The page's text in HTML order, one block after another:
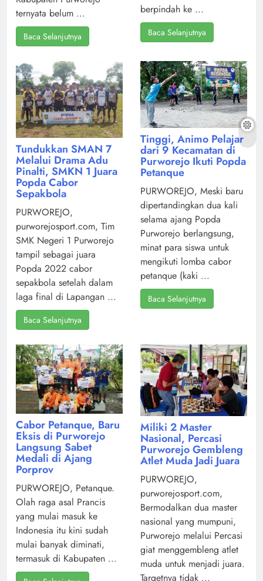
ternyata belum ...
Baca Selanjutnya
berpindah ke ...
Baca Selanjutnya
Tundukkan SMAN 7
Melalui Drama Adu
Pinalti, SMKN 1 Juara
Popda Cabor
Sepakbola
PURWOREJO,
purworejosport.com, Tim
SMK Negeri 1 Purworejo
tampil sebagai juara
Popda 2022 cabor
sepakbola setelah dalam
laga final di Lapangan ...
Baca Selanjutnya
Tinggi, Animo Pelajar
dari 9 Kecamatan di
Purworejo Ikuti Popda
Petanque
PURWOREJO, Meski baru
dipertandingkan dua kali
selama ajang Popda
Purworejo berlangsung,
minat para siswa untuk
mengikuti lomba cabor
petanque (kaki ...
Baca Selanjutnya
Cabor Petanque, Baru
Eksis di Purworejo
Langsung Sabet
Medali di Ajang
Porprov
PURWOREJO, Petanque.
Olah raga asal Prancis
yang mulai masuk ke
Indonesia itu kini sudah
mulai banyak diminati,
termasuk di Kabupaten ...
Miliki 2 Master
Nasional, Percasi
Purworejo Gembleng
Atlet Muda Jadi Juara
PURWOREJO,
purworejosport.com,
Bermodalkan dua master
nasional yang mumpuni,
Purworejo melalui Percasi
giat menggembleng atlet
muda untuk menjadi juara.
Targetnya tidak ...